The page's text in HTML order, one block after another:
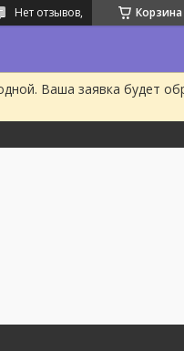
Корзина
Нет отзывов,
Ваша заявка будет